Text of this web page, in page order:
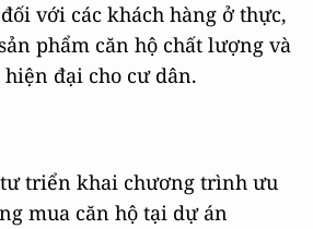
với các khách hàng ở thực,
phẩm căn hộ chất lượng và
đại cho cư dân.
tư triển khai chương trình ưu
mua căn hộ tại dự án